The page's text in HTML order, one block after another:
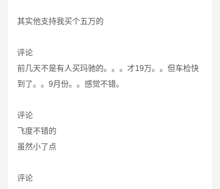
其实他支持我买个五万的
评论
前几天不是有人买玛驰的。。。才19万。。但车检快
到了。。9月份。。感觉不错。
评论
飞度不错的
虽然小了点
评论